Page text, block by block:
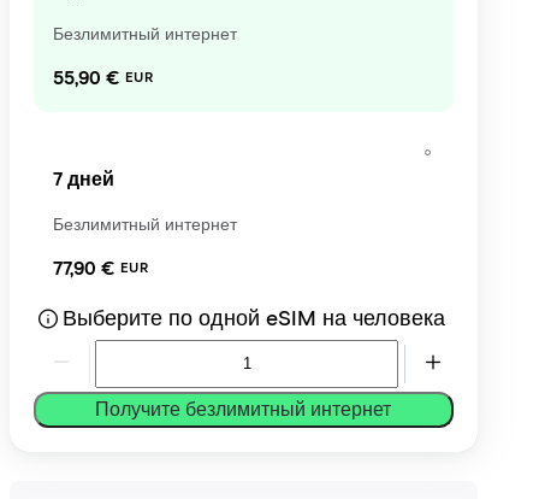
Безлимитный интернет
55,90 € EUR
7 дней
Безлимитный интернет
77,90 € EUR
Выберите по одной eSIM на человека
Получите безлимитный интернет